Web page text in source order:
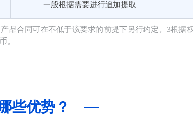
一般根据需要进行追加提取
品合同可在不低于该要求的前提下另行约定。3根据
。
些优势？